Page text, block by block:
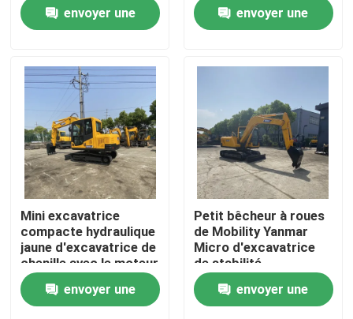
À la maison
À propos de nous
Visite de l'usine
Contrôle de la qualité
Nous contacter
Nouvelles
envoyer une envoyer une
Mini excavatrice
compacte hydraulique
jaune d'excavatrice de
chenille avec le moteur
de Yanmar
envoyer une
Petit bêcheur à roues
de Mobility Yanmar
Micro d'excavatrice
de stabilité
envoyer une